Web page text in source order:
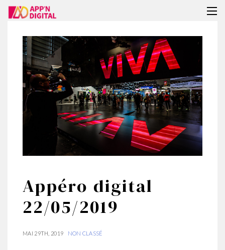
Appéro digital
22/05/2019
MAI 29TH, 2019 NON CLASSÉ